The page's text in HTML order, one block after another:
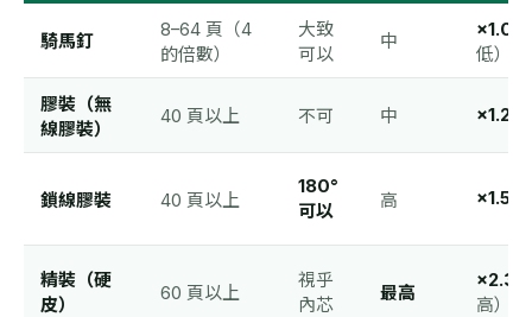
騎馬釘
8–64 頁（4
的倍數）
大致
可以
中
×1.0
低）
膠裝（無
線膠裝）
40 頁以上 不可 中 ×1.26
鎖線膠裝 40 頁以上
180°
可以
高 ×1.52
精裝（硬
皮）
60 頁以上
視乎
內芯
最高
×2.34
高）